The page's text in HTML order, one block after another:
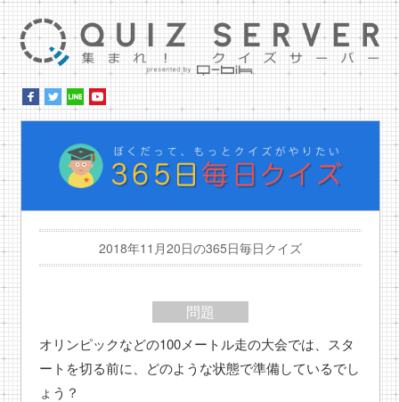
2018年11月20日の365日毎日クイズ
問題
オリンピックなどの100メートル走の大会では、スタ
ートを切る前に、どのような状態で準備しているでし
ょう？